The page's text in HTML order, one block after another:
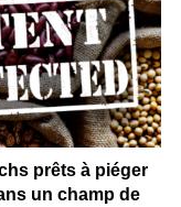
prêts à piéger
un champ de